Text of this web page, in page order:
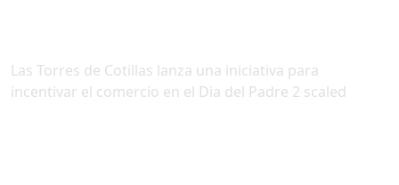
Las Torres de Cotillas lanza una iniciativa para
incentivar el comercio en el Dia del Padre 2 scaled